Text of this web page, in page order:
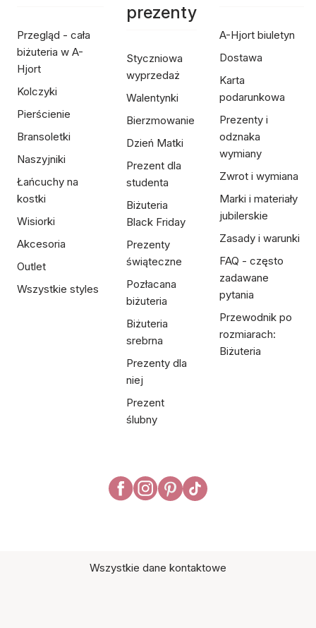
Przegląd - cała
biżuteria w A-
Hjort
Kolczyki
Pierścienie
Bransoletki
Naszyjniki
Łańcuchy na
kostki
Wisiorki
Akcesoria
Outlet
Wszystkie styles
prezenty
Styczniowa
wyprzedaż
Walentynki
Bierzmowanie
Dzień Matki
Prezent dla
studenta
Biżuteria
Black Friday
Prezenty
świąteczne
Pozłacana
biżuteria
Biżuteria
srebrna
Prezenty dla
niej
Prezent
ślubny
A-Hjort biuletyn
Dostawa
Karta
podarunkowa
Prezenty i
odznaka
wymiany
Zwrot i wymiana
Marki i materiały
jubilerskie
Zasady i warunki
FAQ - często
zadawane
pytania
Przewodnik po
rozmiarach:
Biżuteria
Wszystkie dane kontaktowe